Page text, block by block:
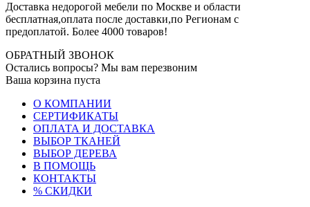
Доставка недорогой мебели по Москве и области
бесплатная,оплата после доставки,по Регионам с
предоплатой. Более 4000 товаров!
ОБРАТНЫЙ ЗВОНОК
Остались вопросы? Мы вам перезвоним
Ваша корзина пуста
О КОМПАНИИ
СЕРТИФИКАТЫ
ОПЛАТА И ДОСТАВКА
ВЫБОР ТКАНЕЙ
ВЫБОР ДЕРЕВА
В ПОМОЩЬ
КОНТАКТЫ
% СКИДКИ